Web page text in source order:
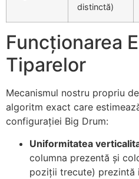
distinctă)
Funcționarea
Tiparelor
Mecanismul nostru propriu
algoritm exact care
configurației Big Drum:
Uniformitatea
columna prezentă și
poziții trecute) prezintă